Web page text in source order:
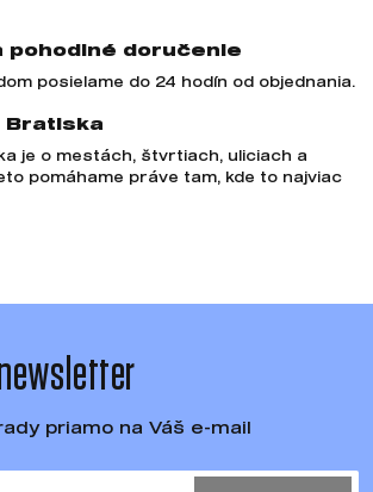
pohodlné doručenie
posielame do 24 hodín od objednania.
Bratiska
je o mestách, štvrtiach, uliciach a
pomáhame práve tam, kde to najviac
priamo na Váš e-mail